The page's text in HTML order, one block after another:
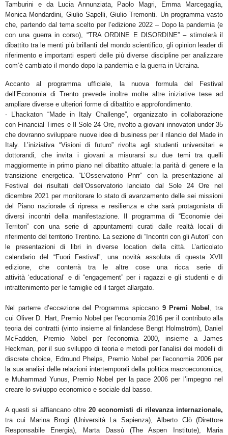
Tamburini e da
Lucia Annunziata, Paolo
Magri, Emma Marcegaglia,
Monica Mondardini, Giulio Sapelli, Giulio Tremonti. Un programma vasto
che, partendo dal tema scelto per l’edizione 2022 – Dopo la pandemia (e
con una guerra in corso), “TRA ORDINE E DISORDINE” – stimolerà il
dibattito tra le menti più brillanti del mondo scientifico, gli opinion leader di
riferimento e importanti esperti delle più diverse discipline per analizzare
com’è cambiato il mondo dopo la pandemia e la guerra in Ucraina.
Accanto al programma ufficiale, la nuova formula del Festival
dell’Economia di Trento prevede inoltre molte altre iniziative tese ad
ampliare diverse e ulteriori forme di dibattito e approfondimento.
-
L’hackaton “Made in Italy Challenge”, organizzato in collaborazione
con Financial Times e Il Sole 24 Ore, rivolto a giovani innovatori under 35
che dovranno sviluppare nuove idee di business per il rilancio del Made in
Italy.
L’iniziativa “Visioni di futuro” rivolta agli studenti universitari e
dottorandi, che invita i giovani a misurarsisu due temi tra quelli
maggiormente in primo piano nel dibattito attuale: la parità di genere e la
transizione energetica.“L’Osservatorio Pnrr” con
la presentazione al
Festival dei risultati dell’Osservatorio lanciato dal Sole 24Ore nel
dicembre 2021 per monitorare lo stato di avanzamento delle sei missioni
del Piano nazionale diripresa e resilienza e che sarà protagonista di
diversi incontri della manifestazione.
Il programma di “Economie dei
Territori” con una serie di appuntamenti curati dalle realtà locali di
riferimento del territorio Trentino. La sezione di “ Incontri con gli Autori” con
le presentazioni di libri in diverse location della città.
L’articolato
calendario del “Fuori Festival”, una novità assoluta di questa XVII
edizione, che conterrà tra
le altre cose una ricca serie di
attività ‘educational’ e di “engagement” per i ragazzi e gli studenti e di
intrattenimento per le famiglie ed il target allargato.
Nel parterre d’eccezione del Programma spiccano 9 Premi Nobel , tra
cui Oliver D. Hart, Premio Nobel per l'economia 2016 per il contributo alla
teoria dei contratti (vinto insieme al finlandese Bengt Holmström), Daniel
McFadden, Premio Nobel per l'economia 2000, insieme a James
Heckman, per il suo sviluppo di teoriae metodi per l'analisi dei modelli di
discrete choice, Edmund Phelps, Premio Nobel per l'economia 2006 per
la sua analisi delle relazioni intertemporali della politica macroeconomica,
e Muhammad Yunus, Premio Nobel per la pace 2006 per l’impegno nel
creare lo sviluppo economico e sociale dal basso.
A questi si affiancano oltre20 economisti di rilevanza internazionale,
tra cui
Marina Brogi (Università La Sapienza), Alberto Clò (Direttore
Responsabile Energia),
Marta Dassù (The Aspen Institute),
Maria